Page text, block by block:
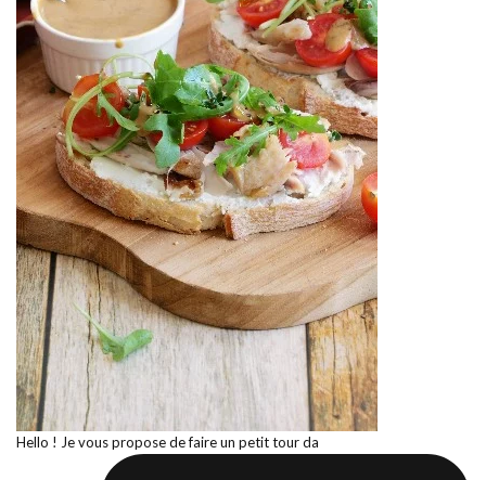
Hello ! Je vous propose de faire un petit tour da